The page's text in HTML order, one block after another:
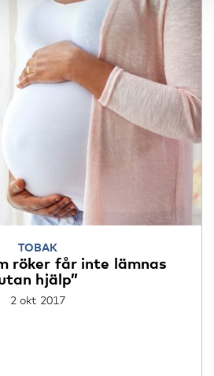
TOBAK
röker får inte lämnas
hjälp”
2 okt 2017